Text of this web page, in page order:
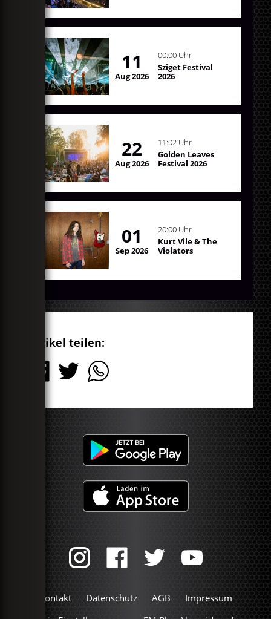
11
Aug 2026
00:00 Uhr
Sziget Festival
2026
22
Aug 2026
11:02 Uhr
Golden Leaves
Festival 2026
01
Sep 2026
20:00 Uhr
Kurt Vile & The
Violators
Artikel teilen:
Kontakt Datenschutz AGB
Impressum